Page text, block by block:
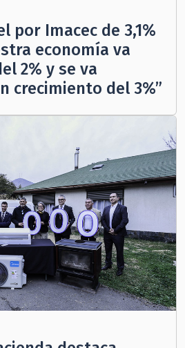
por Imacec de 3,1%
economía va
2% y se va
crecimiento del 3%”